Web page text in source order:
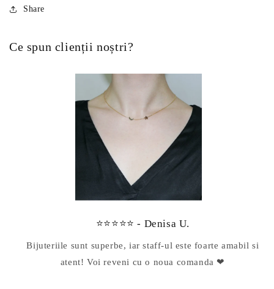
Share
Ce spun clienții noștri?
⭐⭐⭐⭐⭐ - Denisa U.
Bijuteriile sunt superbe, iar staff-ul este foarte amabil si
atent! Voi reveni cu o noua comanda ❤